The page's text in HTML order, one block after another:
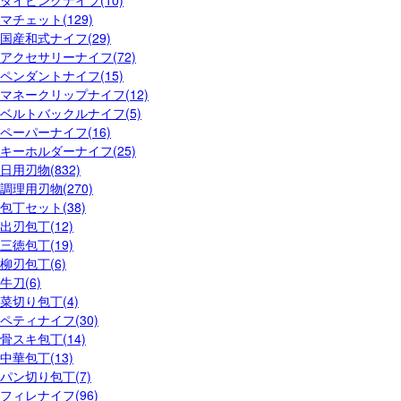
マチェット(129)
国産和式ナイフ(29)
アクセサリーナイフ(72)
ペンダントナイフ(15)
マネークリップナイフ(12)
ベルトバックルナイフ(5)
ペーパーナイフ(16)
キーホルダーナイフ(25)
日用刃物(832)
調理用刃物(270)
包丁セット(38)
出刃包丁(12)
三徳包丁(19)
柳刃包丁(6)
牛刀(6)
菜切り包丁(4)
ペティナイフ(30)
骨スキ包丁(14)
中華包丁(13)
パン切り包丁(7)
フィレナイフ(96)